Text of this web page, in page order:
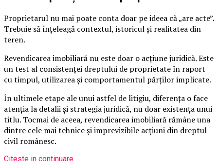
Proprietarul nu mai poate conta doar pe ideea că „are acte”.
Trebuie să înțeleagă contextul, istoricul și realitatea din
teren.
Revendicarea imobiliară nu este doar o acțiune juridică. Este
un test al consistenței dreptului de proprietate în raport
cu timpul, utilizarea și comportamentul părților implicate.
În ultimele etape ale unui astfel de litigiu, diferența o face
atenția la detalii și strategia juridică, nu doar existența unui
titlu. Tocmai de aceea, revendicarea imobiliară rămâne una
dintre cele mai tehnice și imprevizibile acțiuni din dreptul
civil românesc.
Citeste in continuare